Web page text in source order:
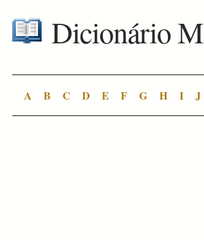
Dicionário
A B C D E F G H I J